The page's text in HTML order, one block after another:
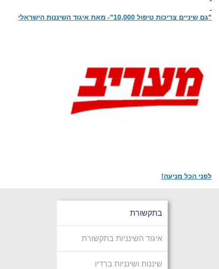
"גם שיניים צריכות טיפול 10,000"- מאת איגוד השיננות הישראלי
לפני הכל מניעה!
בתקשורת
איגוד השינניות בתקשורת
שיננות ושינניות ברדיו